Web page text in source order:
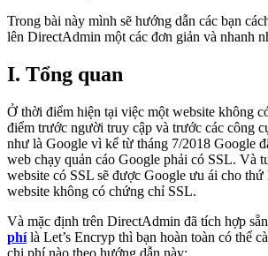
Trong bài này mình sẽ hướng dẫn các bạn
lên DirectAdmin một các đơn giản và nhanh
I. Tổng quan
Ở thời điểm hiện tại việc một website không
điểm trước người truy cập và trước các công
như là Google vì kể từ tháng 7/2018 Google
web chạy quản cáo Google phải có SSL. Và
website có SSL sẽ được Google ưu ái cho thứ
website không có chứng chỉ SSL.
Và mặc định trên DirectAdmin đã tích hợp
phílà Let’s Encryp thì bạn hoàn toàn có thể